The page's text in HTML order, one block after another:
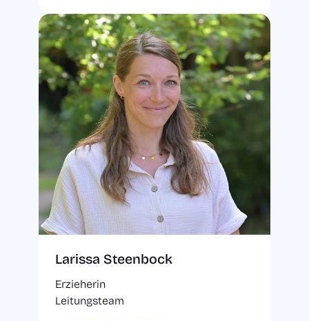
Larissa Steenbock
Erzieherin
Leitungsteam